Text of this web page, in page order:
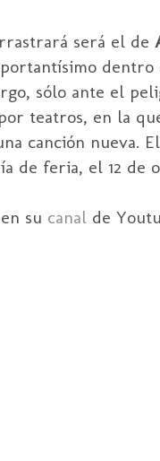
será el de
sólo ante el
teatros, en la
canción
de feria, el 12 de
su canal de